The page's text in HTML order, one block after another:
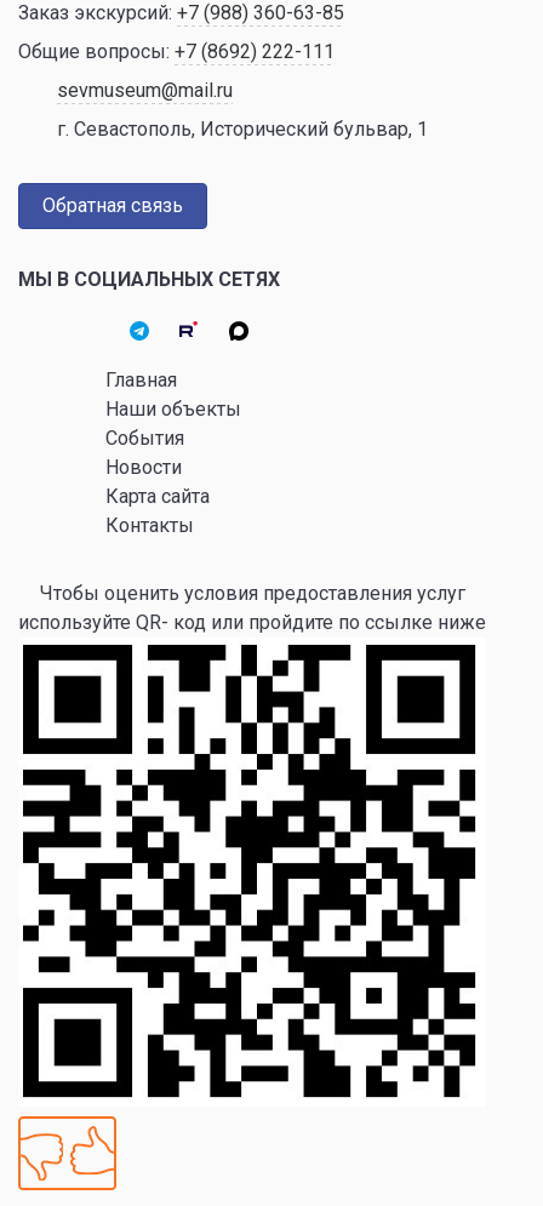
Заказ экскурсий: +7 (988) 360-63-85
Общие вопросы: +7 (8692) 222-111
sevmuseum@mail.ru
г. Севастополь, Исторический бульвар, 1
Обратная связь
МЫ В СОЦИАЛЬНЫХ СЕТЯХ
Главная
Наши объекты
События
Новости
Карта сайта
Контакты
Чтобы оценить условия предоставления услуг
используйте QR- код или пройдите по ссылке ниже